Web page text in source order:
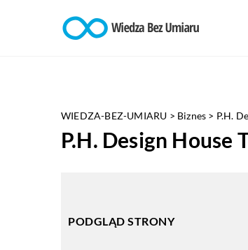
WIEDZA-BEZ-UMIARU > Biznes > P.H.
P.H. Design House
PODGLĄD STRONY